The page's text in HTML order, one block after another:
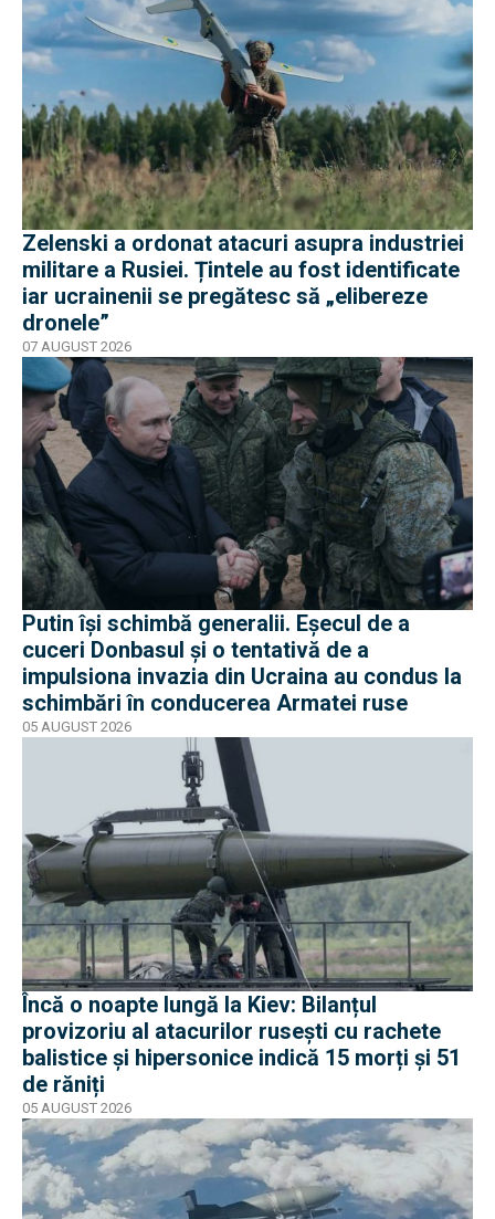
Zelenski a ordonat atacuri asupra industriei
militare a Rusiei. Țintele au fost identificate
iar ucrainenii se pregătesc să „elibereze
dronele”
07 AUGUST 2026
Putin își schimbă generalii. Eșecul de a
cuceri Donbasul și o tentativă de a
impulsiona invazia din Ucraina au condus la
schimbări în conducerea Armatei ruse
05 AUGUST 2026
Încă o noapte lungă la Kiev: Bilanțul
provizoriu al atacurilor rusești cu rachete
balistice și hipersonice indică 15 morți și 51
de răniți
05 AUGUST 2026